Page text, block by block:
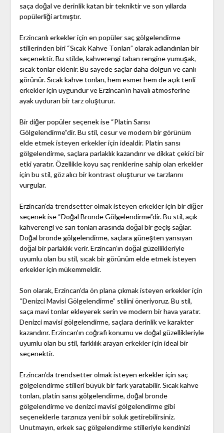
saça doğal ve derinlik katan bir tekniktir ve son yıllarda
popülerliği artmıştır.
Erzincanlı erkekler için en popüler saç gölgelendirme
stillerinden biri “Sıcak Kahve Tonları” olarak adlandırılan bir
seçenektir. Bu stilde, kahverengi taban rengine yumuşak,
sıcak tonlar eklenir. Bu sayede saçlar daha dolgun ve canlı
görünür. Sıcak kahve tonları, hem esmer hem de açık tenli
erkekler için uygundur ve Erzincan’ın havalı atmosferine
ayak uyduran bir tarz oluşturur.
Bir diğer popüler seçenek ise “Platin Sarısı
Gölgelendirme”dir. Bu stil, cesur ve modern bir görünüm
elde etmek isteyen erkekler için idealdir. Platin sarısı
gölgelendirme, saçlara parlaklık kazandırır ve dikkat çekici bir
etki yaratır. Özellikle koyu saç renklerine sahip olan erkekler
için bu stil, göz alıcı bir kontrast oluşturur ve tarzlarını
vurgular.
Erzincan’da trendsetter olmak isteyen erkekler için bir diğer
seçenek ise “Doğal Bronde Gölgelendirme”dir. Bu stil, açık
kahverengi ve sarı tonları arasında doğal bir geçiş sağlar.
Doğal bronde gölgelendirme, saçlara güneşten yansıyan
doğal bir parlaklık verir. Erzincan’ın doğal güzellikleriyle
uyumlu olan bu stil, sıcak bir görünüm elde etmek isteyen
erkekler için mükemmeldir.
Son olarak, Erzincan’da ön plana çıkmak isteyen erkekler için
“Denizci Mavisi Gölgelendirme” stilini öneriyoruz. Bu stil,
saça mavi tonlar ekleyerek serin ve modern bir hava yaratır.
Denizci mavisi gölgelendirme, saçlara derinlik ve karakter
kazandırır. Erzincan’ın coğrafi konumu ve doğal güzellikleriyle
uyumlu olan bu stil, farklılık arayan erkekler için ideal bir
seçenektir.
Erzincan’da trendsetter olmak isteyen erkekler için saç
gölgelendirme stilleri büyük bir fark yaratabilir. Sıcak kahve
tonları, platin sarısı gölgelendirme, doğal bronde
gölgelendirme ve denizci mavisi gölgelendirme gibi
seçeneklerle tarzınıza yeni bir soluk getirebilirsiniz.
Unutmayın, erkek saç gölgelendirme stilleriyle kendinizi